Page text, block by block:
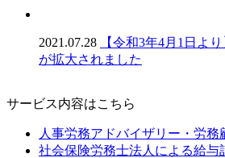
2021.07.28
【令和3年4月1日よ
が拡大されました
サービス内容はこちら
人事労務アドバイザリー・労務
社会保険労務士法人による給与